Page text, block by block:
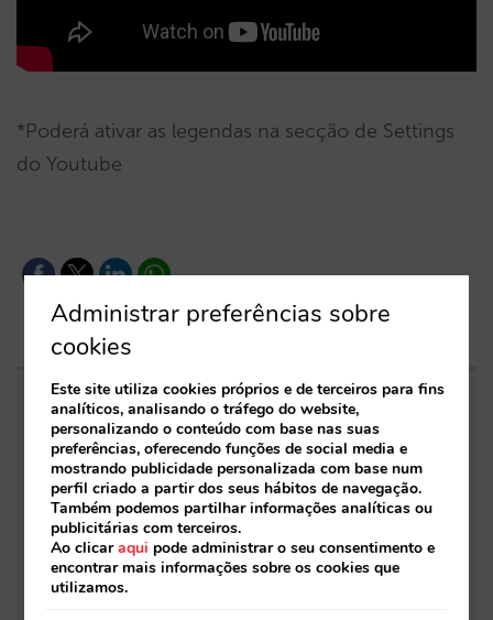
*Poderá ativar as legendas na secção de Settings
do Youtube
Entradas relacionadas
Como aparece um hotel nos assistentes de
IA: as três camadas de visibilidade
Os 3 níveis da arquitetura de pricing: onde se
decide a sua rentabilidade? (Parte 2)
Administrar preferências sobre
cookies
Este site utiliza cookies próprios e de terceiros para fins
analíticos, analisando o tráfego do website,
personalizando o conteúdo com base nas suas
preferências, oferecendo funções de social media e
mostrando publicidade personalizada com base num
perfil criado a partir dos seus hábitos de navegação.
Também podemos partilhar informações analíticas ou
publicitárias com terceiros.
Ao clicaraqui pode administrar o seu consentimento e
encontrar mais informações sobre os cookies que
utilizamos.